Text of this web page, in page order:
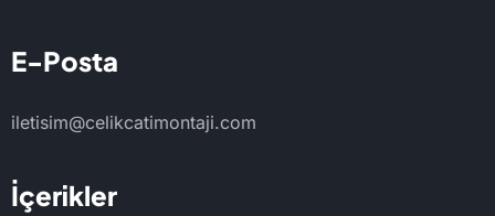
E-Posta
iletisim@celikcatimontaji.com
İçerikler